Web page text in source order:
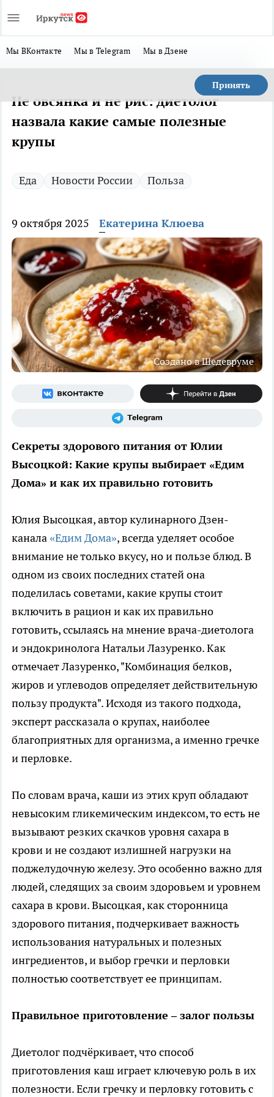
Мы ВКонтакте Мы в Telegram Мы в Дзене
Принять
Не овсянка и не рис: диетолог
назвала какие самые полезные
крупы
Еда Новости России Польза
9 октября 2025 Екатерина Клюева
Создано в Шедевруме
Секреты здорового питания от Юлии
Высоцкой: Какие крупы выбирает «Едим
Дома» и как их правильно готовить
Юлия Высоцкая, автор кулинарного Дзен-
канала «Едим Дома», всегда уделяет особое
внимание не только вкусу, но и пользе блюд. В
одном из своих последних статей она
поделилась советами, какие крупы стоит
включить в рацион и как их правильно
готовить, ссылаясь на мнение врача-диетолога
и эндокринолога Натальи Лазуренко. Как
отмечает Лазуренко, "Комбинация белков,
жиров и углеводов определяет действительную
пользу продукта". Исходя из такого подхода,
эксперт рассказала о крупах, наиболее
благоприятных для организма, а именно гречке
и перловке.
По словам врача, каши из этих круп обладают
невысоким гликемическим индексом, то есть не
вызывают резких скачков уровня сахара в
крови и не создают излишней нагрузки на
поджелудочную железу. Это особенно важно для
людей, следящих за своим здоровьем и уровнем
сахара в крови. Высоцкая, как сторонница
здорового питания, подчеркивает важность
использования натуральных и полезных
ингредиентов, и выбор гречки и перловки
полностью соответствует ее принципам.
Правильное приготовление – залог пользы
Диетолог подчёркивает, что способ
приготовления каш играет ключевую роль в их
полезности. Если гречку и перловку готовить с